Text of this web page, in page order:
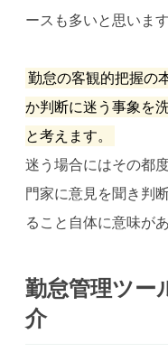
ースも多いと思います
勤怠の客観的把握の
か判断に迷う事象を
と考えます。
迷う場合にはその都
門家に意見を聞き判
ること自体に意味が
勤怠管理ツー
介